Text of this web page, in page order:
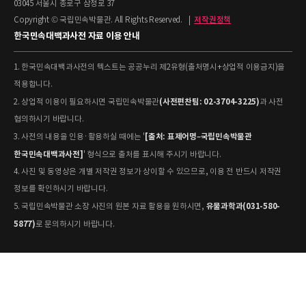
03045 서울시 종로구 삼청로 37
Copyright © 국립민속박물관. All Rights Reserved.
저작권정책
한국민속대백과사전 자료 이용 안내
1. 한국민속대백과사전의 텍스트는 공공누리 제2유형(출처명시+상업적 이용금지)을
적용합니다.
2. 상업적 이용이 필요하시면 국립민속박물관(사전편찬팀: 02-3704-3225)과 사전
협의하시기 바랍니다.
3. 사전의 내용을 인용·활용하실 때에는 ' [출처: 표제어명–국립민속박물관
한국민속대백과사전] ' 형식으로 출처를 표시해 주시기 바랍니다.
4. 사진 및 동영상은 개별 저작권 정보가 상이할 수 있으므로, 이용 전 반드시 저작권
정보를 확인하시기 바랍니다.
5. 국립민속박물관 소장 사진의 원본 자료 활용을 원하시면, 유물과학과(031-580-
5877)로 문의하시기 바랍니다.